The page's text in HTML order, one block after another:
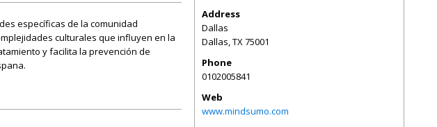
específicas de la comunidad
culturales que influyen en la
y facilita la prevención de
Address
Dallas
Dallas,TX75001
Phone
0102005841
Web
www.mindsumo.com